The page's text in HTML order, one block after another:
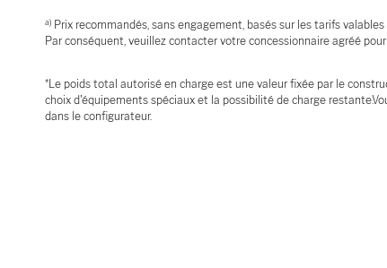
a) Prix recommandés, sans engagement, basés sur les tarifs
Par conséquent, veuillez contacter votre concessionnaire agréé
*Le poids total autorisé en charge est une valeur fixée par le
choix d'équipements spéciaux et la possibilité de charge
dans le configurateur.